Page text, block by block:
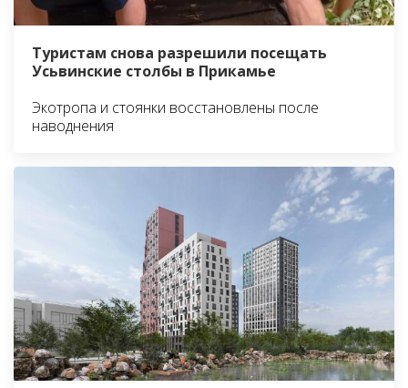
Туристам снова разрешили посещать
Усьвинские столбы в Прикамье
Экотропа и стоянки восстановлены после
наводнения